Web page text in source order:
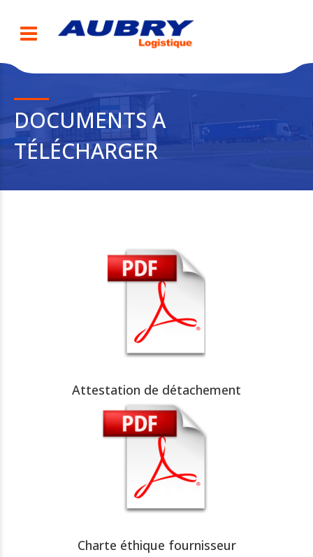
DOCUMENTS A
TÉLÉCHARGER
Attestation de détachement
Charte éthique fournisseur